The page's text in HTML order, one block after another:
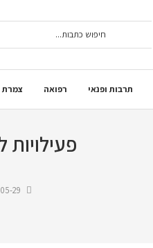
צמרת רפואה תרבות ופנאי
29